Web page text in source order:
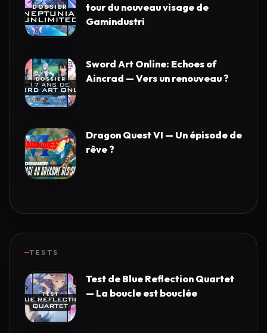
tour du nouveau visage de
Gamindustri
Sword Art Online: Echoes of
Aincrad — Vers un renouveau ?
Dragon Quest VI — Un épisode de
rêve ?
TESTS
Test de Blue Reflection Quartet
— La boucle est bouclée